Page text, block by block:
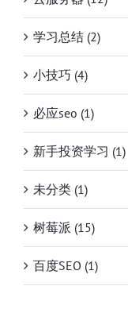
云服务器 (12)
学习总结 (2)
小技巧 (4)
必应seo (1)
新手投资学习 (1)
未分类 (1)
树莓派 (15)
百度SEO (1)